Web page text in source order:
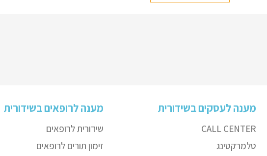
מענה לעסקים בשידורית
CALL CENTER
טלמרקטינג
מענה לרופאים בשידורית
שידורית לרופאים
זימון תורים לרופאים